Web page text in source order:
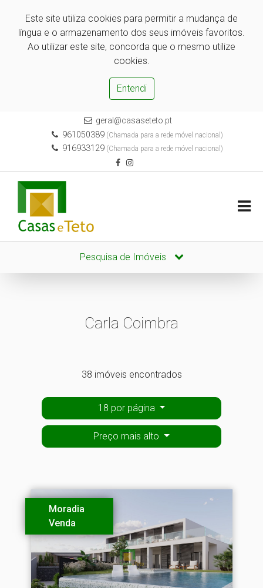
Este site utiliza cookies para permitir a mudança de
língua e o armazenamento dos seus imóveis favoritos.
Ao utilizar este site, concorda que o mesmo utilize
cookies.
Entendi
geral@casaseteto.pt
961050389 (Chamada para a rede móvel nacional)
916933129 (Chamada para a rede móvel nacional)
Pesquisa de Imóveis
Carla Coimbra
38 imóveis encontrados
18 por página
Preço mais alto
Moradia
Venda